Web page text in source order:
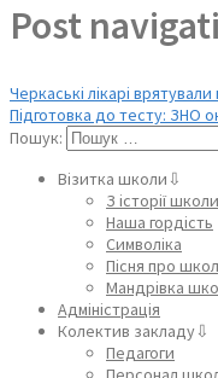
Post
Черкаські лікарі
Підготовка до тесту: ЗНО
Пошук:
Візитка школи⇩
З історії школи
Наша гордість
Символіка
Пісня про
Мандрівка
Адміністрація
Колектив закладу⇩
Педагоги